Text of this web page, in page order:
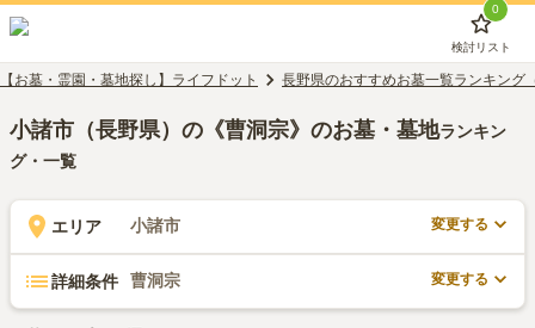
0
検討リスト
【お墓・霊園・墓地探し】ライフドット 長野県のおすすめお墓一覧ランキング
小諸市（長野県）の《曹洞宗》のお墓・墓地ランキン
グ・一覧
エリア 小諸市 変更する
詳細条件 曹洞宗 変更する